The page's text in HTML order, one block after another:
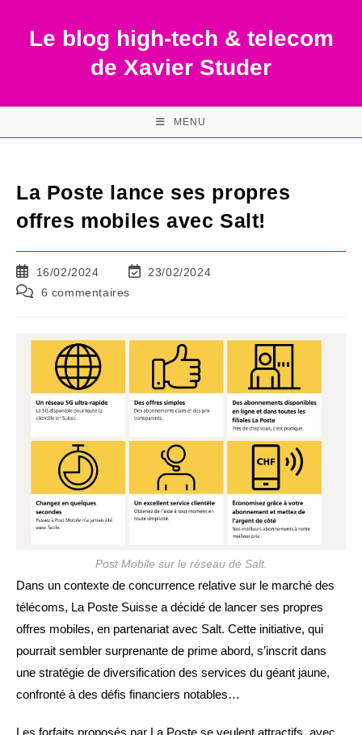
contentLe blog high-tech & telecom
de Xavier Studer
MENU
La Poste lance ses propres
offres mobiles avec Salt!
Publication
publiée :
16/02/2024
Dernière
23/02/2024
Commentaires
publication :
6 commentaires
Post Mobile sur le réseau de Salt.
Dans un contexte de concurrence relative sur le marché des
télécoms, La Poste Suisse a décidé de lancer ses propres
offres mobiles, en partenariat avec Salt. Cette initiative, qui
pourrait sembler surprenante de prime abord, s’inscrit dans
une stratégie de diversification des services du géant jaune,
confronté à des défis financiers notables…
Les forfaits proposés par La Poste se veulent attractifs, avec